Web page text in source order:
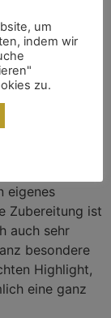
eigenes
Zubereitung ist
auch sehr
besondere
Highlight,
eine ganz
um
indem wir
zu.